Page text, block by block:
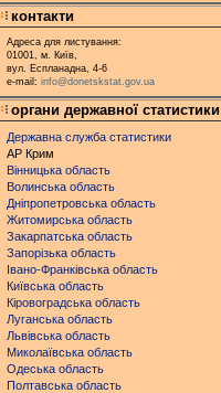
контакти
Адреса для листування:
01001, м. Київ,
вул. Еспланадна, 4-6
e-mail: info@donetskstat.gov.ua
органи державної статистики
Державна служба статистики
АР Крим
Вінницька область
Волинська область
Дніпропетровська область
Житомирська область
Закарпатська область
Запорізька область
Івано-Франківська область
Київська область
Кіровоградська область
Луганська область
Львівська область
Миколаївська область
Одеська область
Полтавська область